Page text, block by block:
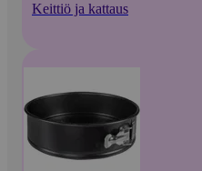
Keittiö ja kattaus